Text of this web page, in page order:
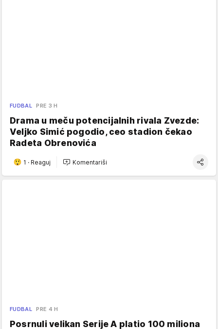
FUDBAL PRE 3 H
Drama u meču potencijalnih rivala Zvezde:
Veljko Simić pogodio, ceo stadion čekao
Radeta Obrenovića
1 · Reaguj Komentariši
FUDBAL PRE 4 H
Posrnuli velikan Serije A platio 100 miliona